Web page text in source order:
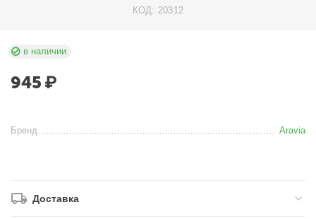
КОД: 20312
в наличии
945 ₽
Бренд Aravia
Доставка